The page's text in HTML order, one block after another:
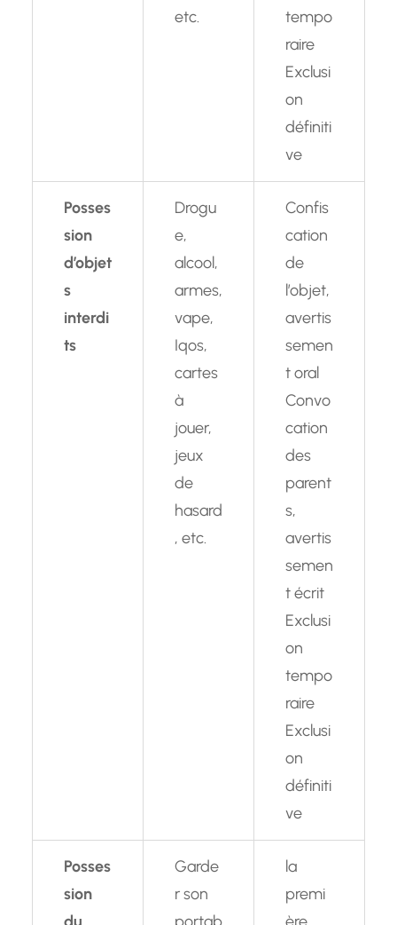
etc.
tempo
raire
Exclusi
on
définiti
ve
Posses
sion
d’objet
s
interdi
ts
Drogu
e,
alcool,
armes,
vape,
Iqos,
cartes
à
jouer,
jeux
de
hasard
, etc.
Confis
cation
de
l’objet,
avertis
semen
t oral
Convo
cation
des
parent
s,
avertis
semen
t écrit
Exclusi
on
tempo
raire
Exclusi
on
définiti
ve
Posses
sion
du
Garde
r son
portab
la
premi
ère